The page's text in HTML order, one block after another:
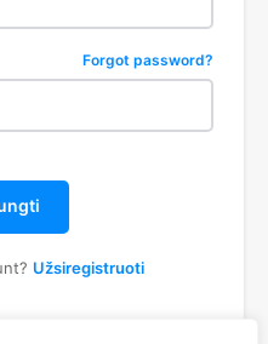
Forgot password?
Užsiregistruoti